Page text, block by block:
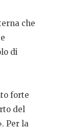
che
di
forte
del
Per la